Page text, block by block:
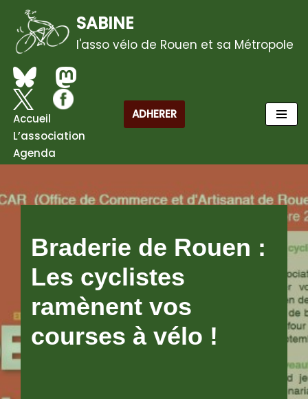
Aller
au
contenu
SABINE
l'asso vélo de Rouen et sa Métropole
Accueil
L’association
Agenda
ADHERER
Braderie de Rouen :
Les cyclistes
ramènent vos
courses à vélo !